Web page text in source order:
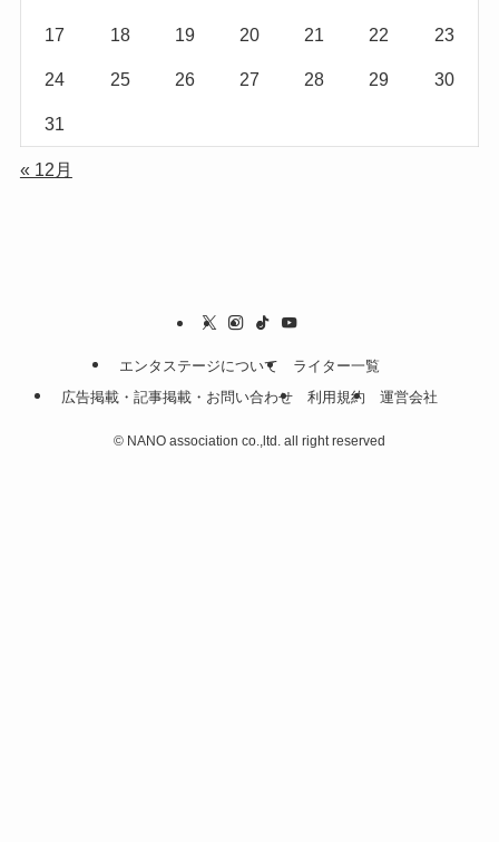
17 18 19 20 21 22 23
24 25 26 27 28 29 30
31
« 12月
エンタステージについて
ライター一覧
広告掲載・記事掲載・お問い合わせ
利用規約 運営会社
© NANO association co.,ltd. all right reserved